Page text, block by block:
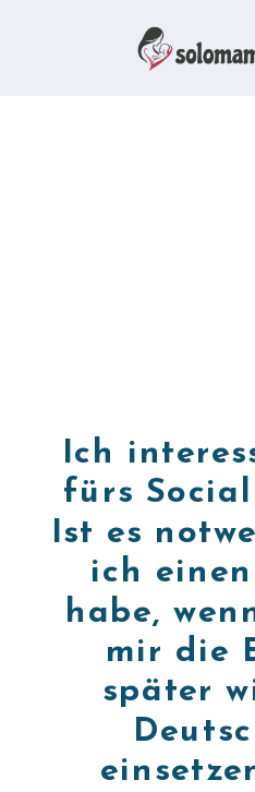
Ich
fürs
Ist es
ich
habe,
mir die
später